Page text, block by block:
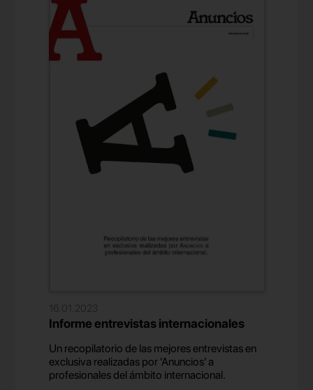
16.01.2023
Informe entrevistas internacionales
Un recopilatorio de las mejores entrevistas en
exclusiva realizadas por 'Anuncios' a
profesionales del ámbito internacional.